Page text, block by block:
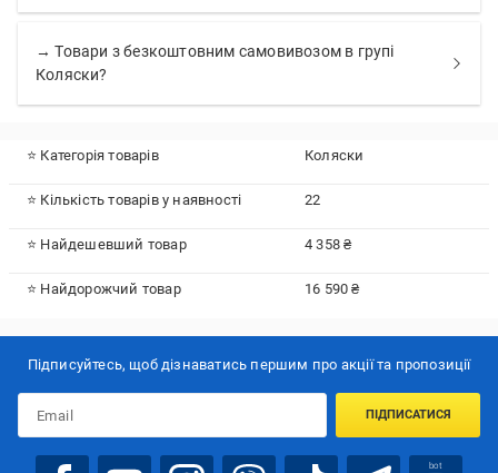
→ Товари з безкоштовним самовивозом в групі
Коляски?
⭐ Категорія товарів Коляски
⭐ Кількість товарів у наявності 22
⭐ Найдешевший товар 4 358 ₴
⭐ Найдорожчий товар 16 590 ₴
Підписуйтесь, щоб дізнаватись першим про акції та пропозиції
ПІДПИСАТИСЯ
bot